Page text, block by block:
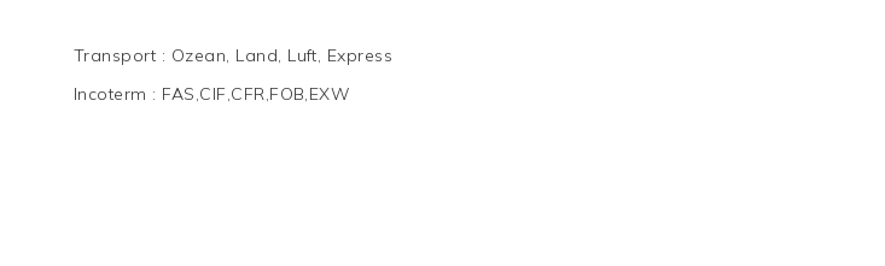
Transport : Ozean, Land, Luft, Express
Incoterm : FAS,CIF,CFR,FOB,EXW